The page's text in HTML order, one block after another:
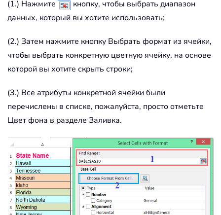
(1.) Нажмите
кнопку, чтобы выбрать диапазон
данных, который вы хотите использовать;
(2.) Затем нажмите кнопку Выбрать формат из ячейки,
чтобы выбрать конкретную цветную ячейку, на основе
которой вы хотите скрыть строки;
(3.) Все атрибуты конкретной ячейки были
перечислены в списке, пожалуйста, просто отметьте
Цвет фона в разделе Заливка.